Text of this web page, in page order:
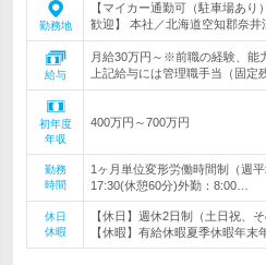
勤務地
【マイカー通勤可（駐車場あ
歓迎】 本社／北海道空知郡奈井
給与
月給30万円～※前職の経験、能
上記給与には管理職手当（固
初年度
年収
400万円～700万円
勤務
時間
1ヶ月単位変形労働時間制（週
17:30(休憩60分)外勤：8:00…
休日
休暇
【休日】週休2日制（土日祝、
【休暇】有給休暇夏季休暇年末